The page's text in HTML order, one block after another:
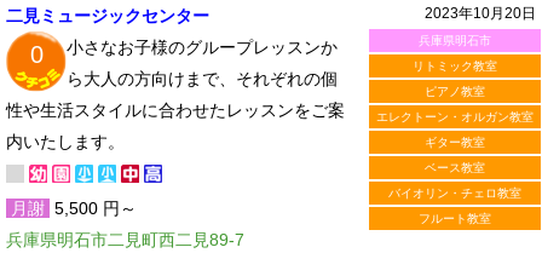
2023年10月20日
兵庫県明石市
リトミック教室
ピアノ教室
エレクトーン・オルガン教室
ギター教室
ベース教室
バイオリン・チェロ教室
フルート教室
二見ミュージックセンター
0
小さなお子様のグループレッスンか
ら大人の方向けまで、それぞれの個
性や生活スタイルに合わせたレッスンをご案
内いたします。
月謝 5,500 円～
兵庫県明石市二見町西二見89-7